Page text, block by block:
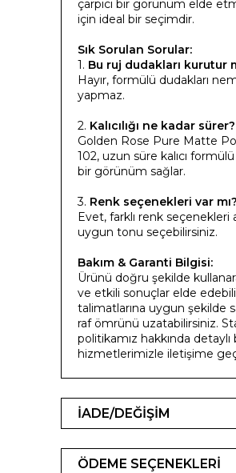
çarpıcı bir görünüm elde
için ideal bir seçimdir.
Sık Sorulan Sorular:
1. Bu ruj dudakları kurutur
Hayır, formülü dudakları
yapmaz.
2. Kalıcılığı ne kadar sürer?
Golden Rose Pure Matte
102, uzun süre kalıcı
bir görünüm sağlar.
3. Renk seçenekleri var mı?
Evet, farklı renk seçenekleri
uygun tonu seçebilirsiniz.
Bakım & Garanti Bilgisi:
Ürünü doğru şekilde
ve etkili sonuçlar elde
talimatlarına uygun şekilde
raf ömrünü uzatabilirsiniz.
politikamız hakkında
hizmetlerimizle iletişime
İADE/DEĞİŞİM
ÖDEME SEÇENEKLERİ